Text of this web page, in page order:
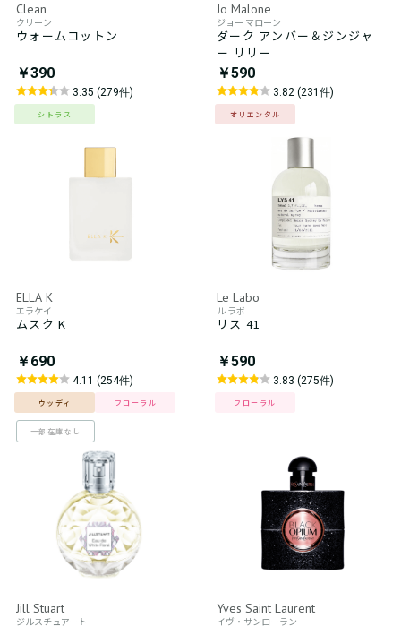
Clean
クリーン
ウォームコットン
￥390
3.35 (279件)
シトラス
Jo Malone
ジョー マローン
ダーク アンバー＆ジンジャ
ー リリー
￥590
3.82 (231件)
オリエンタル
ELLA K
エラケイ
ムスク K
￥690
4.11 (254件)
ウッディ フローラル
一部在庫なし
Le Labo
ル ラボ
リス 41
￥590
3.83 (275件)
フローラル
Jill Stuart
ジルスチュアート
Yves Saint Laurent
イヴ・サンローラン